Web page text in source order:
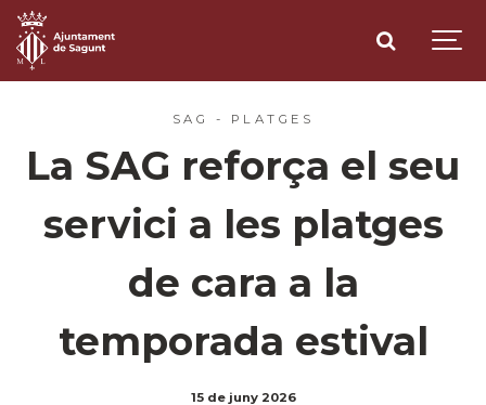
SAG - PLATGES
La SAG reforça el seu
servici a les platges
de cara a la
temporada estival
15 de juny 2026